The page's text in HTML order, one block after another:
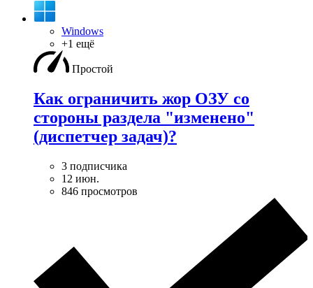
Windows
+1 ещё
Простой
Как ограничить жор ОЗУ со
стороны раздела "изменено"
(диспетчер задач)?
3 подписчика
12 июн.
846 просмотров